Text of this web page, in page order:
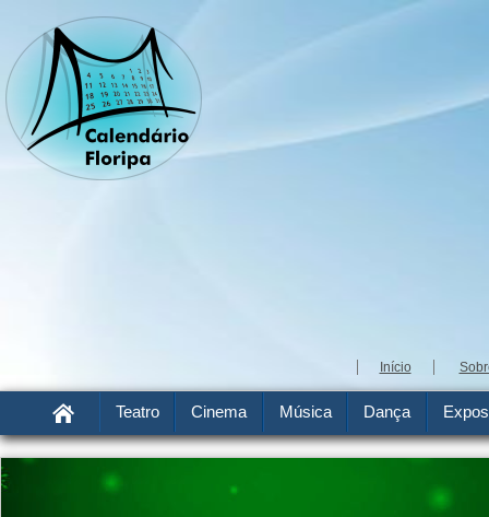
Início
Teatro Cinema Música Dança